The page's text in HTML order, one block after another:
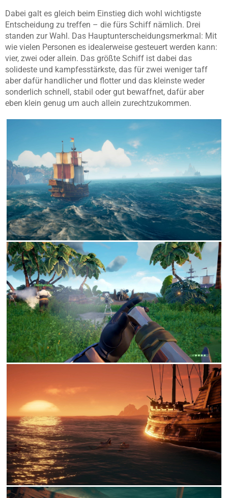
Dabei galt es gleich beim Einstieg dich wohl wichtigste
Entscheidung zu treffen – die fürs Schiff nämlich. Drei
standen zur Wahl. Das Hauptunterscheidungsmerkmal: Mit
wie vielen Personen es idealerweise gesteuert werden kann:
vier, zwei oder allein. Das größte Schiff ist dabei das
solideste und kampfesstärkste, das für zwei weniger taff
aber dafür handlicher und flotter und das kleinste weder
sonderlich schnell, stabil oder gut bewaffnet, dafür aber
eben klein genug um auch allein zurechtzukommen.